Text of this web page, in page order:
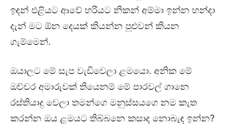
ඉඳන් එළියට ආවේ හරියට නිකන් අම්මා ඉන්න හන්දා
දැන් මට ඕන දෙයක් කියන්න පුළුවන් කියන
ගැම්මෙන්.
ඔයාලට මේ සැප වැඩිවෙලා ළමයො. අනික මේ
ඔච්චර අමාරුවක් තියෙනම් මේ පාරවල් ගානෙ
රස්තියාදු වෙලා තමන්ගෙ මනුස්සයගෙ නම කැත
කරන්න ඔය ළමයට තිබ්බනෙ කසාද නොබැඳ ඉන්න?